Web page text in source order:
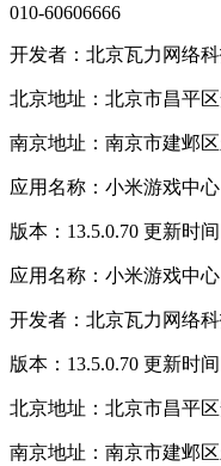
010-60606666
开发者：北京瓦力网络
北京地址：北京市昌平
南京地址：南京市建邺
应用名称：小米游戏中心
版本：13.5.0.70 更新时
应用名称：小米游戏中心
开发者：北京瓦力网络
版本：13.5.0.70 更新时
北京地址：北京市昌平
南京地址：南京市建邺